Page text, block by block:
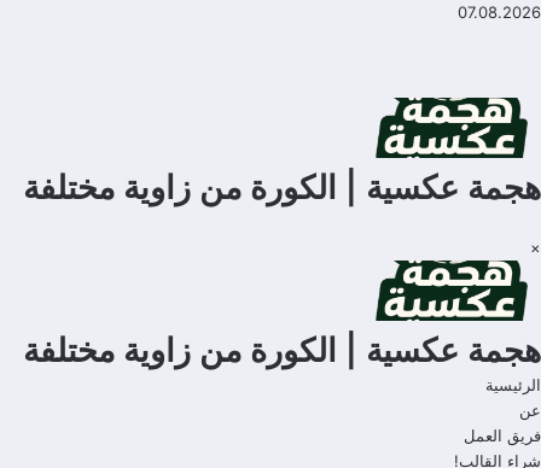
التجاوز
07.08.2026
هجمة عكسية | الكورة من زاوية مختلفة
×
هجمة عكسية | الكورة من زاوية مختلفة
الرئيسية
عن
فريق العمل
شراء القالب!